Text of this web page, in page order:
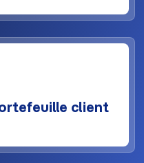
client